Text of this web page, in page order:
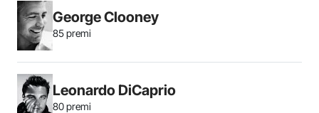
George Clooney
85 premi
Leonardo DiCaprio
80 premi